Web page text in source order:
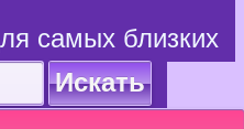
самых близких
Искать